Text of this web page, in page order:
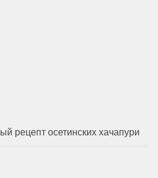
рецепт осетинских хачапури